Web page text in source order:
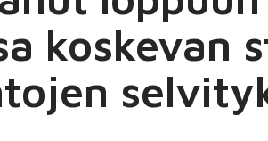
koskevan